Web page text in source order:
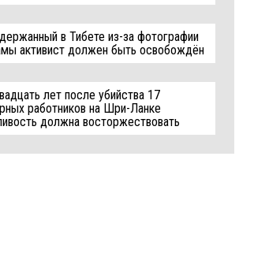
в Тибете из-за фотографии
активист должен быть освобождён
лет после убийства 17
работников на Шри-Ланке
должна восторжествовать